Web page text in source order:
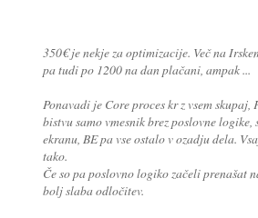
350€ je nekje za optimizacije. Več na
pa tudi po 1200 na dan plačani, ampak ...
Ponavadi je Core proces kr z vsem skupaj,
bistvu samo vmesnik brez poslovne logike,
ekranu, BE pa vse ostalo v ozadju dela.
tako.
Če so pa poslovno logiko začeli prenašat
bolj slaba odločitev.